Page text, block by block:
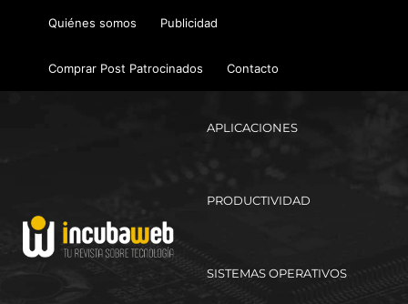
Quiénes somos Publicidad
Comprar Post Patrocinados Contacto
APLICACIONES
PRODUCTIVIDAD
SISTEMAS OPERATIVOS